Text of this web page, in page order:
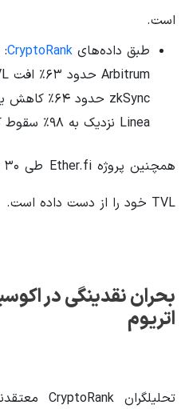
است.
طبق داده‌های CryptoRank
:
Arbitrum حدود ۶۳٪ افت TVL داشته
zkSync حدود ۶۴٪ کاهش یافته
Linea نزدیک به ۹۸٪ سقوط کرده است
TVL خود را از دست داده است.
بحران نقدینگی در
اتریوم